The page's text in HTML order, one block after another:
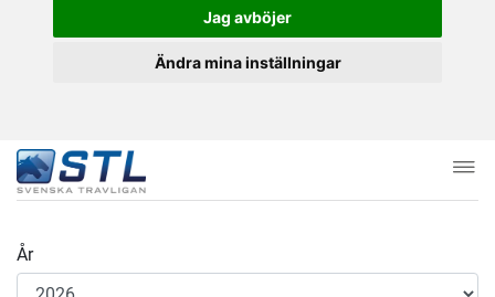
Jag avböjer
Ändra mina inställningar
År